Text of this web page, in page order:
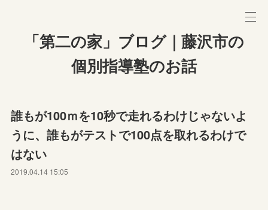
「第二の家」ブログ｜藤沢市の
個別指導塾のお話
誰もが100ｍを10秒で走れるわけじゃないよ
うに、誰もがテストで100点を取れるわけで
はない
2019.04.14 15:05